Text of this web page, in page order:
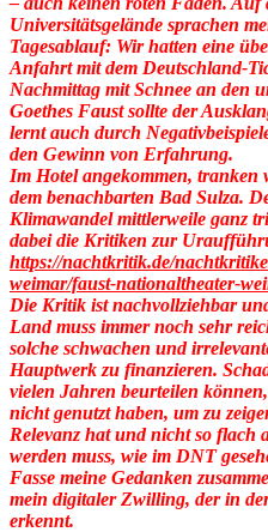
Universitätsgelände sprachen
Tagesablauf: Wir hatten eine
Anfahrt mit dem Deutschland-
Nachmittag mit Schnee an den
Goethes Faust sollte der
lernt auch durch
den Gewinn von Erfahrung.
Im Hotel angekommen, tranken
dem benachbarten Bad Sulza.
Klimawandel mittlerweile ganz
dabei die Kritiken zur
https://nachtkritik.de/
weimar/faust-nationaltheater-
Die Kritik ist nachvollziehbar
Land muss immer noch sehr
solche schwachen und
Hauptwerk zu finanzieren.
vielen Jahren beurteilen
nicht genutzt haben, um zu
Relevanz hat und nicht so flach
werden muss, wie im DNT
Fasse meine Gedanken
mein digitaler Zwilling, der in
erkennt.